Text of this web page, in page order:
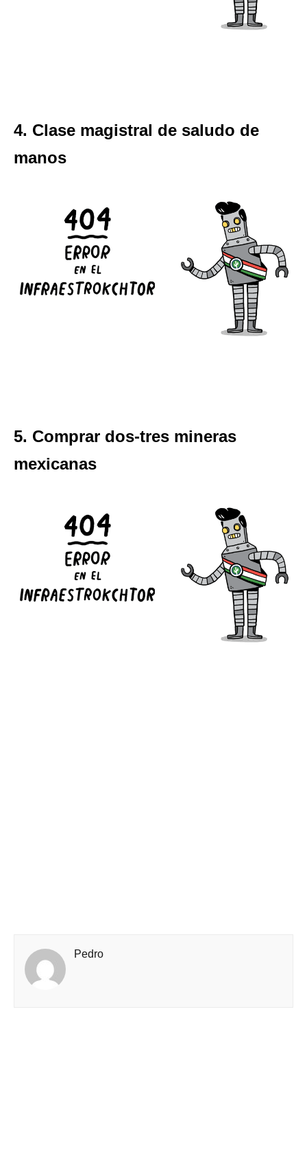
4. Clase magistral de saludo de
manos
5. Comprar dos-tres mineras
mexicanas
Pedro